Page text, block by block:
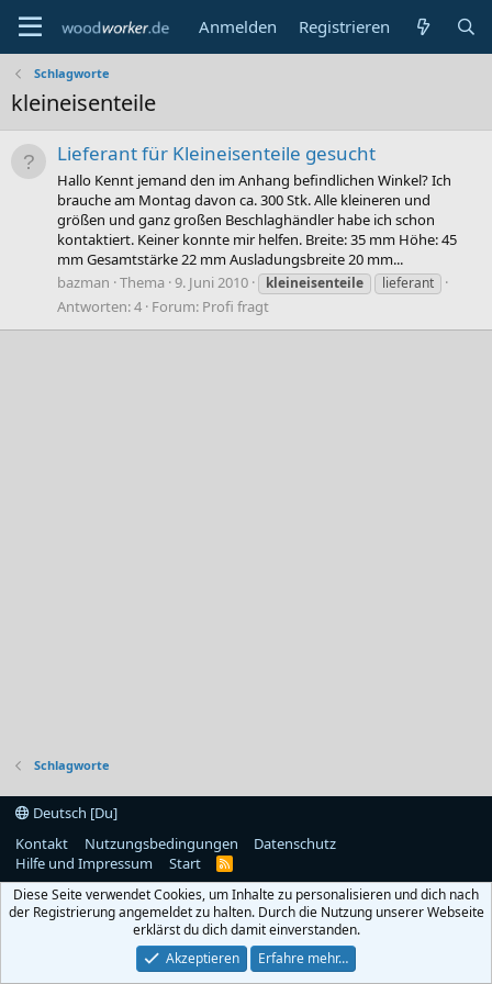
Anmelden Registrieren
Schlagworte
kleineisenteile
Lieferant für Kleineisenteile gesucht
Hallo Kennt jemand den im Anhang befindlichen Winkel? Ich
brauche am Montag davon ca. 300 Stk. Alle kleineren und
größen und ganz großen Beschlaghändler habe ich schon
kontaktiert. Keiner konnte mir helfen. Breite: 35 mm Höhe: 45
mm Gesamtstärke 22 mm Ausladungsbreite 20 mm...
bazman Thema 9. Juni 2010 kleineisenteile lieferant
Antworten: 4 Forum: Profi fragt
Schlagworte
Deutsch [Du]
Kontakt
Nutzungsbedingungen
Datenschutz
Hilfe und Impressum
Start
R
S
Diese Seite verwendet Cookies, um Inhalte zu personalisieren und dich nach
der Registrierung angemeldet zu halten. Durch die Nutzung unserer Webseite
erklärst du dich damit einverstanden.
Akzeptieren
Erfahre mehr…